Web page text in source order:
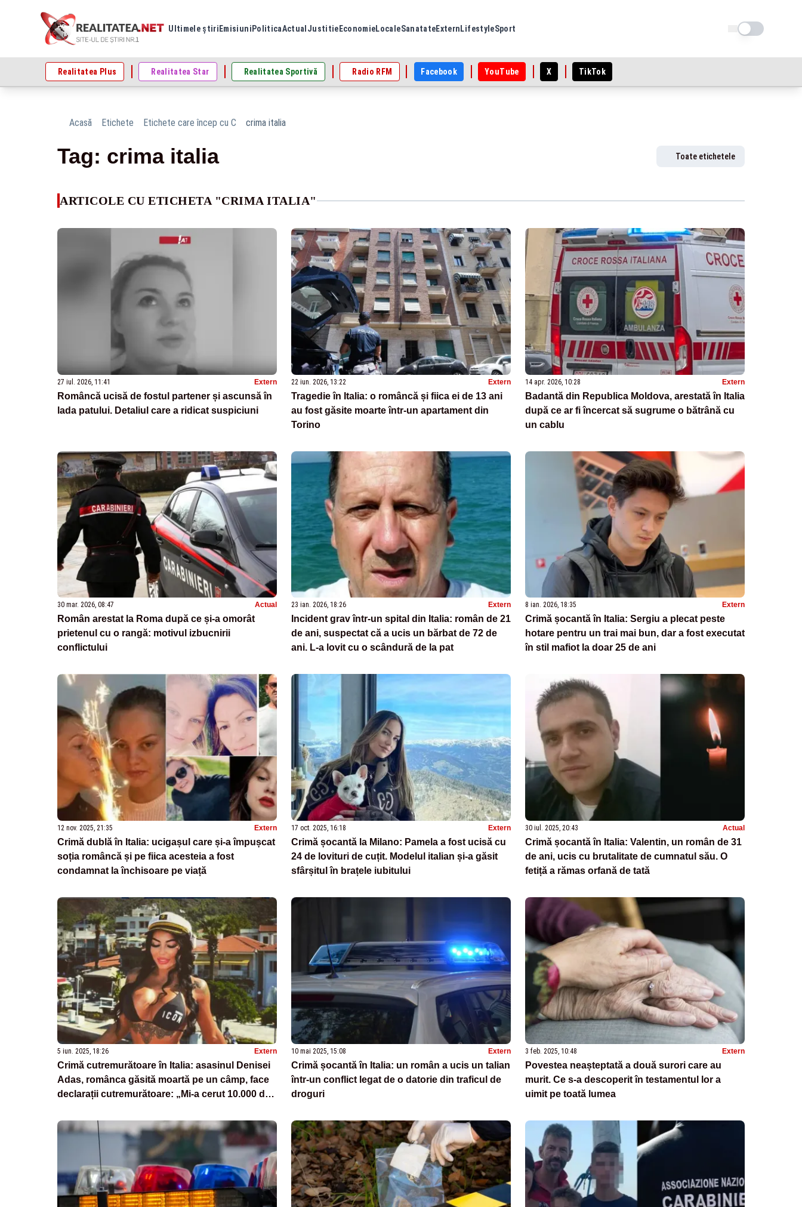
Ultimele știri Emisiuni PoliticaActual Justitie EconomieLocaleSanatateExtern LifestyleSport Schimba tema
Realitatea Plus Realitatea Star Realitatea Sportivă Radio RFM Facebook YouTube X TikTok
Acasă Etichete Etichete care încep cu C crima italia
Tag: crima italia Toate etichetele
ARTICOLE CU ETICHETA "CRIMA ITALIA"
27 iul. 2026, 11:41 Extern
Româncă ucisă de fostul partener și ascunsă în
lada patului. Detaliul care a ridicat suspiciuni
22 iun. 2026, 13:22 Extern
Tragedie în Italia: o româncă și fiica ei de 13 ani
au fost găsite moarte într-un apartament din
Torino
14 apr. 2026, 10:28 Extern
Badantă din Republica Moldova, arestată în Italia
după ce ar fi încercat să sugrume o bătrână cu
un cablu
30 mar. 2026, 08:47 Actual
Român arestat la Roma după ce și-a omorât
prietenul cu o rangă: motivul izbucnirii
conflictului
23 ian. 2026, 18:26 Extern
Incident grav într-un spital din Italia: român de 21
de ani, suspectat că a ucis un bărbat de 72 de
ani. L-a lovit cu o scândură de la pat
8 ian. 2026, 18:35 Extern
Crimă șocantă în Italia: Sergiu a plecat peste
hotare pentru un trai mai bun, dar a fost executat
în stil mafiot la doar 25 de ani
12 nov. 2025, 21:35 Extern
Crimă dublă în Italia: ucigașul care și-a împușcat
soția româncă și pe fiica acesteia a fost
condamnat la închisoare pe viață
17 oct. 2025, 16:18 Extern
Crimă șocantă la Milano: Pamela a fost ucisă cu
24 de lovituri de cuțit. Modelul italian și-a găsit
sfârșitul în brațele iubitului
30 iul. 2025, 20:43 Actual
Crimă șocantă în Italia: Valentin, un român de 31
de ani, ucis cu brutalitate de cumnatul său. O
fetiță a rămas orfană de tată
5 iun. 2025, 18:26 Extern
Crimă cutremurătoare în Italia: asasinul Denisei
Adas, românca găsită moartă pe un câmp, face
declarații cutremurătoare: „Mi-a cerut 10.000 de
10 mai 2025, 15:08 Extern
Crimă șocantă în Italia: un român a ucis un talian
într-un conflict legat de o datorie din traficul de
droguri
3 feb. 2025, 10:48 Extern
Povestea neașteptată a două surori care au
murit. Ce s-a descoperit în testamentul lor a
uimit pe toată lumea